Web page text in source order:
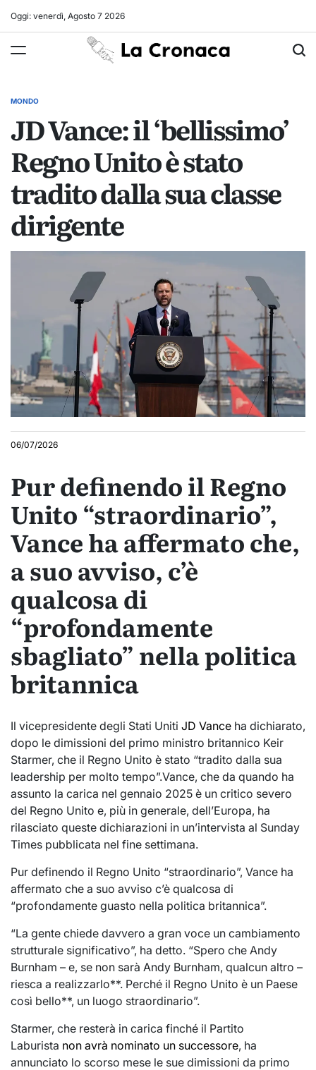
Oggi: venerdì, Agosto 7 2026
La
Cronaca
POSTED
MONDO
JD Vance: il ‘bellissimo’
Regno Unito è stato
tradito dalla sua classe
dirigente
06/07/2026
Pur definendo il Regno
Unito “straordinario”,
Vance ha affermato che,
a suo avviso, c’è
qualcosa di
“profondamente
sbagliato” nella politica
britannica
Il vicepresidente degli Stati Uniti JD Vance ha dichiarato,
dopo le dimissioni del primo ministro britannico Keir
Starmer, che il Regno Unito è stato “tradito dalla sua
leadership per molto tempo”.Vance, che da quando ha
assunto la carica nel gennaio 2025 è un critico severo
del Regno Unito e, più in generale, dell’Europa, ha
rilasciato queste dichiarazioni in un’intervista al Sunday
Times pubblicata nel fine settimana.
Pur definendo il Regno Unito “straordinario”, Vance ha
affermato che a suo avviso c’è qualcosa di
“profondamente guasto nella politica britannica”.
“La gente chiede davvero a gran voce un cambiamento
strutturale significativo”, ha detto. “Spero che Andy
Burnham – e, se non sarà Andy Burnham, qualcun altro –
riesca a realizzarlo**. Perché il Regno Unito è un Paese
così bello**, un luogo straordinario”.
Starmer, che resterà in carica finché il Partito
Laburista non avrà nominato un successore, ha
annunciato lo scorso mese le sue dimissioni da primo